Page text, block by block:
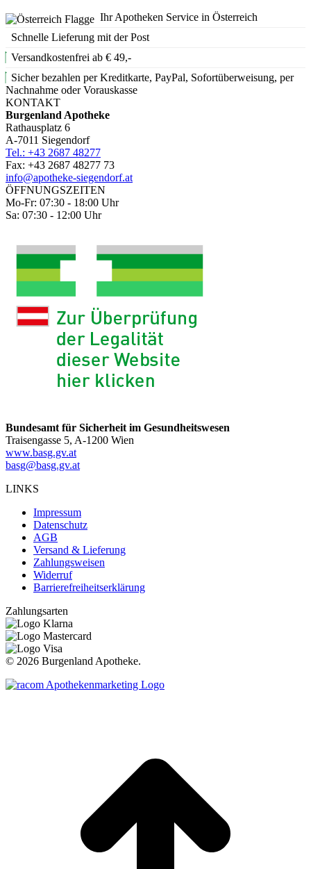
Ihr Apotheken Service in Österreich
Schnelle Lieferung mit der Post
Versandkostenfrei ab € 49,-
Sicher bezahlen per Kreditkarte, PayPal, Sofortüberweisung, per
Nachnahme oder Vorauskasse
KONTAKT
Burgenland Apotheke
Rathausplatz 6
A-7011 Siegendorf
Tel.: +43 2687 48277
Fax: +43 2687 48277 73
info@apotheke-siegendorf.at
ÖFFNUNGSZEITEN
Mo-Fr: 07:30 - 18:00 Uhr
Sa: 07:30 - 12:00 Uhr
Bundesamt für Sicherheit im Gesundheitswesen
Traisengasse 5, A-1200 Wien
www.basg.gv.at
basg@basg.gv.at
LINKS
Impressum
Datenschutz
AGB
Versand & Lieferung
Zahlungsweisen
Widerruf
Barrierefreiheitserklärung
Zahlungsarten
© 2026 Burgenland Apotheke.